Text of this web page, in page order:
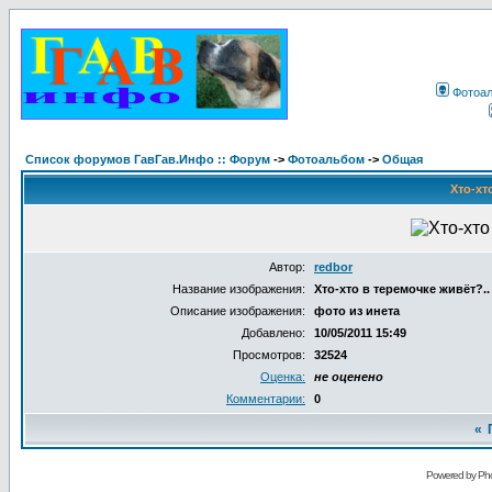
Список форумов ГавГав.Инфо :: Форум -> Фотоальбом -> Общая
Хто-
Автор:
redbor
Название изображения:
Хто-хто в теремочке живёт?..
Описание изображения:
фото из инета
Добавлено:
10/05/2011 15:49
Просмотров:
32524
Оценка:
не оценено
Комментарии:
0
«
Powered by